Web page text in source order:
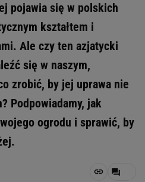
pojawia się w polskich
kształtem i
Ale czy ten azjatycki
się w naszym,
zrobić, by jej uprawa nie
Podpowiadamy, jak
ogrodu i sprawić, by